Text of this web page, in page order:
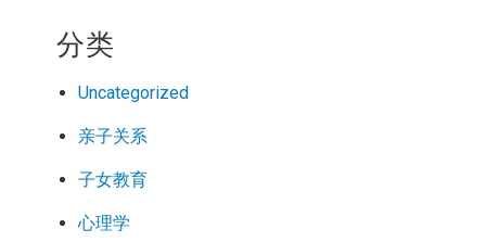
分类
Uncategorized
亲子关系
子女教育
心理学